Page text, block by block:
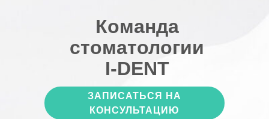
ПРИЁМКоманда
стоматологии
I-DENT
ЗАПИСАТЬСЯ НА
КОНСУЛЬТАЦИЮ